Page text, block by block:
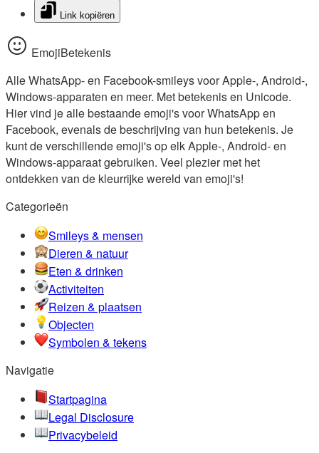
Link kopiëren
EmojiBetekenis
Alle WhatsApp- en Facebook-smileys voor Apple-, Android-,
Windows-apparaten en meer. Met betekenis en Unicode.
Hier vind je alle bestaande emoji's voor WhatsApp en
Facebook, evenals de beschrijving van hun betekenis. Je
kunt de verschillende emoji's op elk Apple-, Android- en
Windows-apparaat gebruiken. Veel plezier met het
ontdekken van de kleurrijke wereld van emoji's!
Categorieën
Smileys & mensen
Dieren & natuur
Eten & drinken
Activiteiten
Reizen & plaatsen
Objecten
Symbolen & tekens
Navigatie
Startpagina
Legal Disclosure
Privacybeleid